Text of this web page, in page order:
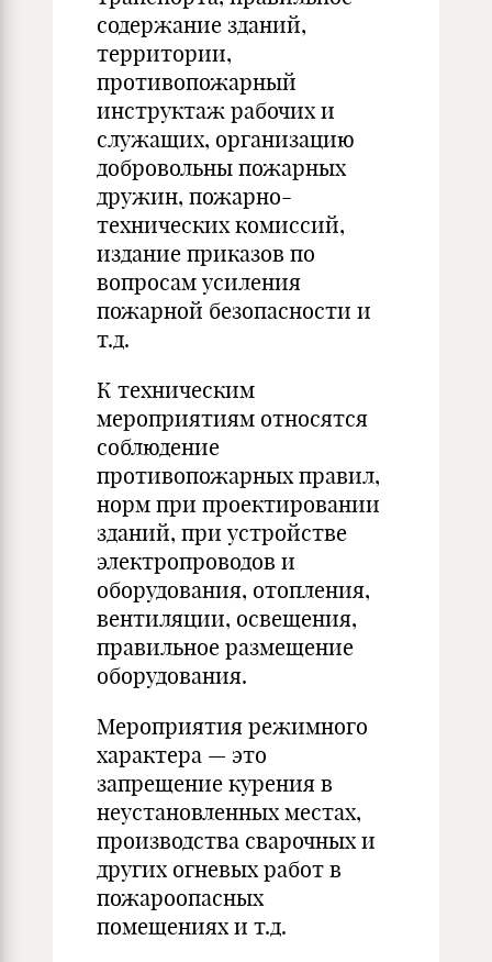
содержание зданий,
территории,
противопожарный
инструктаж рабочих и
служащих, организацию
добровольны пожарных
дружин, пожарно-
технических комиссий,
издание приказов по
вопросам усиления
пожарной безопасности и
т.д.
К техническим
мероприятиям относятся
соблюдение
противопожарных правил,
норм при проектировании
зданий, при устройстве
электропроводов и
оборудования, отопления,
вентиляции, освещения,
правильное размещение
оборудования.
Мероприятия режимного
характера — это
запрещение курения в
неустановленных местах,
производства сварочных и
других огневых работ в
пожароопасных
помещениях и т.д.